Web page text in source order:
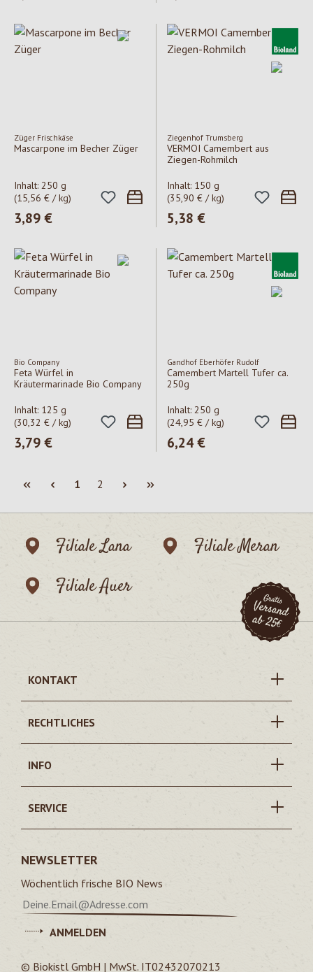
Züger Frischkäse
Mascarpone im Becher Züger
Inhalt: 250 g
(15,56 € / kg)
Regulärer Preis:
3,89 €
Ziegenhof Trumsberg
VERMOI Camembert aus
Ziegen-Rohmilch
Inhalt: 150 g
(35,90 € / kg)
Regulärer Preis:
5,38 €
Bio Company
Feta Würfel in
Kräutermarinade Bio Company
Inhalt: 125 g
(30,32 € / kg)
Regulärer Preis:
3,79 €
Gandhof Eberhöfer Rudolf
Camembert Martell Tufer ca.
250g
Inhalt: 250 g
(24,95 € / kg)
Regulärer Preis:
6,24 €
Seite
1 Seite
2
Filiale Lana
Filiale Meran
Filiale Auer
KONTAKT
RECHTLICHES
INFO
SERVICE
NEWSLETTER
Wöchentlich frische BIO News
ANMELDEN
© Biokistl GmbH | MwSt. IT02432070213